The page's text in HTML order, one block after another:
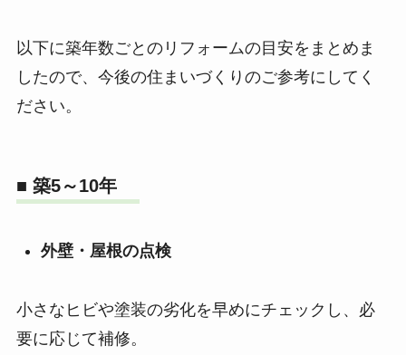
以下に築年数ごとのリフォームの目安をまとめま
したので、今後の住まいづくりのご参考にしてく
ださい。
■ 築5～10年
外壁・屋根の点検
小さなヒビや塗装の劣化を早めにチェックし、必
要に応じて補修。